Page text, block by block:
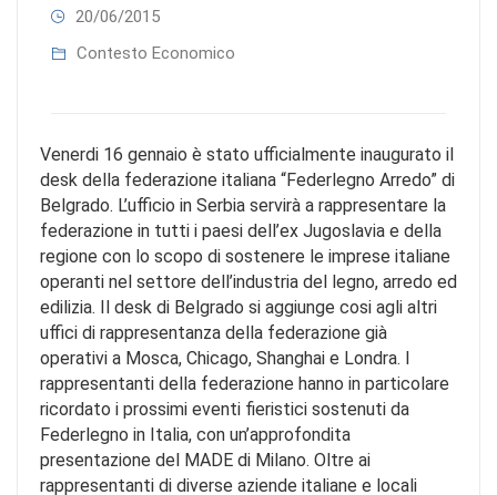
20/06/2015
Contesto Economico
Venerdi 16 gennaio è stato ufficialmente inaugurato il
desk della federazione italiana “Federlegno Arredo” di
Belgrado. L’ufficio in Serbia servirà a rappresentare la
federazione in tutti i paesi dell’ex Jugoslavia e della
regione con lo scopo di sostenere le imprese italiane
operanti nel settore dell’industria del legno, arredo ed
edilizia. Il desk di Belgrado si aggiunge cosi agli altri
uffici di rappresentanza della federazione già
operativi a Mosca, Chicago, Shanghai e Londra. I
rappresentanti della federazione hanno in particolare
ricordato i prossimi eventi fieristici sostenuti da
Federlegno in Italia, con un’approfondita
presentazione del MADE di Milano. Oltre ai
rappresentanti di diverse aziende italiane e locali